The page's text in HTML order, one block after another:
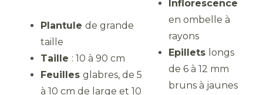
Plantule de grande
taille
Taille : 10 à 90 cm
Feuilles glabres, de 5
à 10 cm de large et 10
Inflorescence
en ombelle à
rayons
Epillets longs
de 6 à 12 mm
bruns à jaunes